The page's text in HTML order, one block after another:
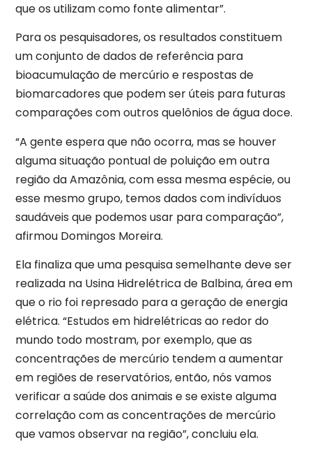
que os utilizam como fonte alimentar”.
Para os pesquisadores, os resultados constituem
um conjunto de dados de referência para
bioacumulação de mercúrio e respostas de
biomarcadores que podem ser úteis para futuras
comparações com outros quelônios de água doce.
“A gente espera que não ocorra, mas se houver
alguma situação pontual de poluição em outra
região da Amazônia, com essa mesma espécie, ou
esse mesmo grupo, temos dados com indivíduos
saudáveis que podemos usar para comparação”,
afirmou Domingos Moreira.
Ela finaliza que uma pesquisa semelhante deve ser
realizada na Usina Hidrelétrica de Balbina, área em
que o rio foi represado para a geração de energia
elétrica. “Estudos em hidrelétricas ao redor do
mundo todo mostram, por exemplo, que as
concentrações de mercúrio tendem a aumentar
em regiões de reservatórios, então, nós vamos
verificar a saúde dos animais e se existe alguma
correlação com as concentrações de mercúrio
que vamos observar na região”, concluiu ela.